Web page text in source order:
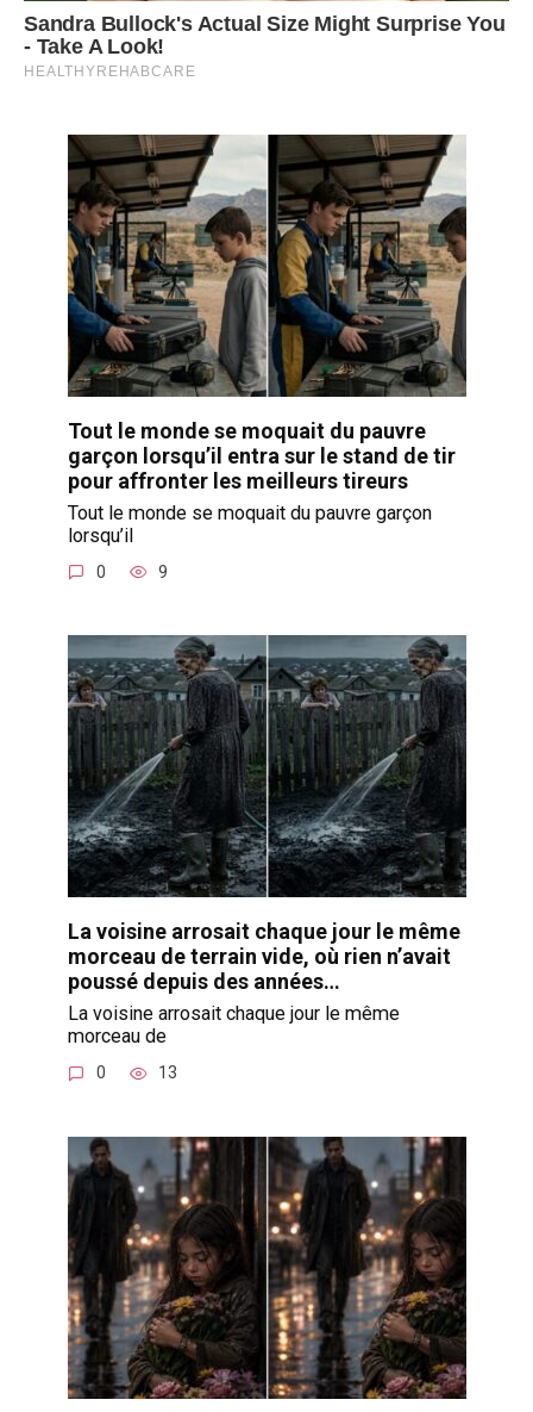
Tout le monde se moquait du pauvre
garçon lorsqu’il entra sur le stand de tir
pour affronter les meilleurs tireurs
Tout le monde se moquait du pauvre garçon
lorsqu’il
0 9
La voisine arrosait chaque jour le même
morceau de terrain vide, où rien n’avait
poussé depuis des années…
La voisine arrosait chaque jour le même
morceau de
0 13